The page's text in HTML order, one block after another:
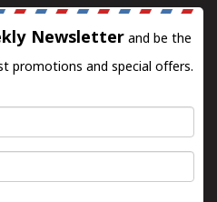
Newsletter and be the
promotions and special offers.